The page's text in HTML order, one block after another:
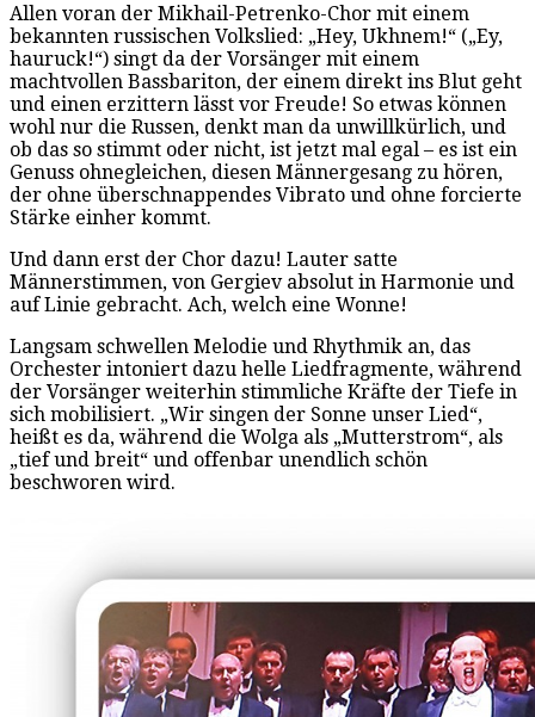
Allen voran der Mikhail-Petrenko-Chor mit einem
bekannten russischen Volkslied: „Hey, Ukhnem!“ („Ey,
hauruck!“) singt da der Vorsänger mit einem
machtvollen Bassbariton, der einem direkt ins Blut geht
und einen erzittern lässt vor Freude! So etwas können
wohl nur die Russen, denkt man da unwillkürlich, und
ob das so stimmt oder nicht, ist jetzt mal egal – es ist ein
Genuss ohnegleichen, diesen Männergesang zu hören,
der ohne überschnappendes Vibrato und ohne forcierte
Stärke einher kommt.
Und dann erst der Chor dazu! Lauter satte
Männerstimmen, von Gergiev absolut in Harmonie und
auf Linie gebracht. Ach, welch eine Wonne!
Langsam schwellen Melodie und Rhythmik an, das
Orchester intoniert dazu helle Liedfragmente, während
der Vorsänger weiterhin stimmliche Kräfte der Tiefe in
sich mobilisiert. „Wir singen der Sonne unser Lied“,
heißt es da, während die Wolga als „Mutterstrom“, als
„tief und breit“ und offenbar unendlich schön
beschworen wird.